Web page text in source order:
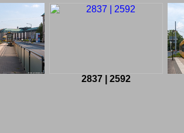
2837 | 2592